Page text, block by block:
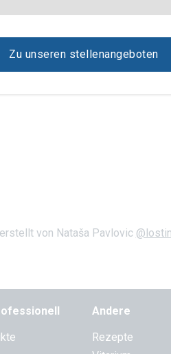
Zu unseren stellenangeboten
von Nataša Pavlovic
Andere
Rezepte